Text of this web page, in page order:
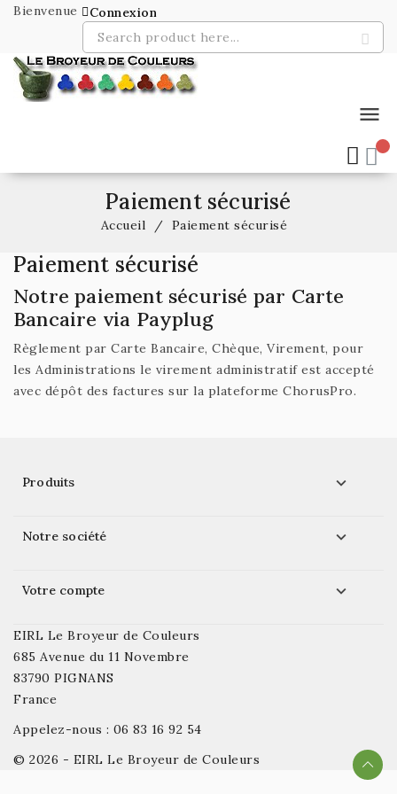
Bienvenue Connexion
menu
Paiement sécurisé
Accueil Paiement sécurisé
Paiement sécurisé
Notre paiement sécurisé par Carte
Bancaire via Payplug
Règlement par Carte Bancaire, Chèque, Virement, pour
les Administrations le virement administratif est accepté
avec dépôt des factures sur la plateforme ChorusPro.
Produits 
Notre société 
Votre compte 
EIRL Le Broyeur de Couleurs
685 Avenue du 11 Novembre
83790 PIGNANS
France
Appelez-nous : 06 83 16 92 54
© 2026 - EIRL Le Broyeur de Couleurs